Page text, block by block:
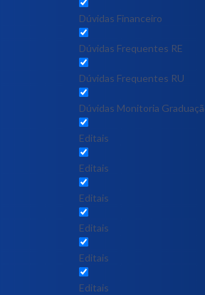
Dúvidas Financeiro
Dúvidas Frequentes RE
Dúvidas Frequentes RU
Dúvidas Monitoria
Editais
Editais
Editais
Editais
Editais
Editais